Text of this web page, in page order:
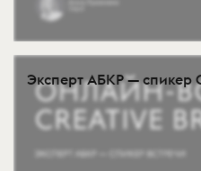
Эксперт АБКР — спикер